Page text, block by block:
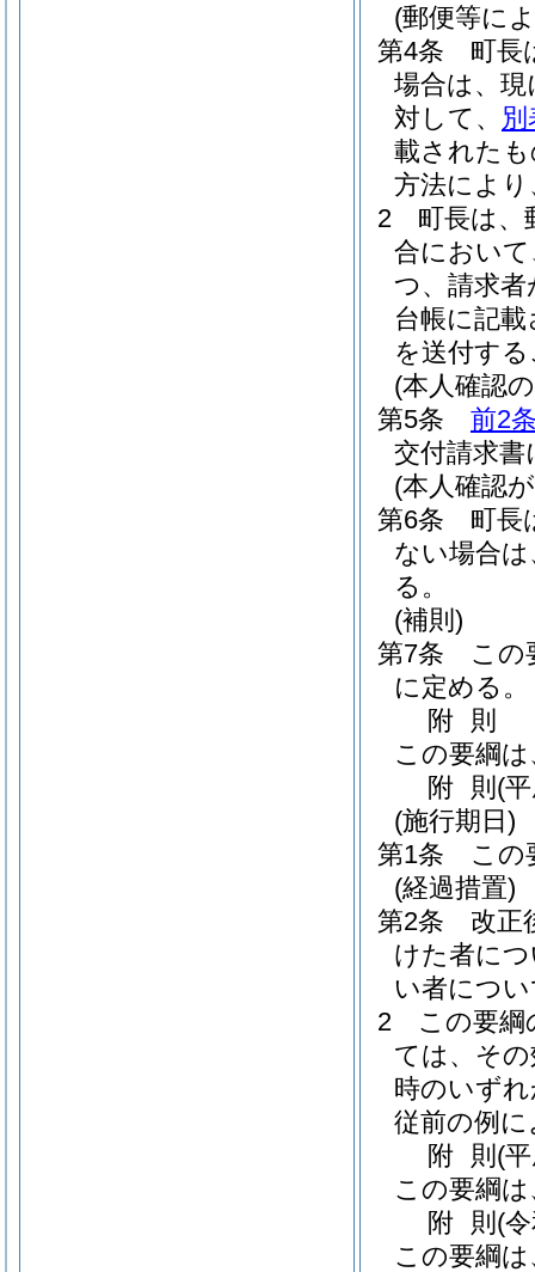
(郵便等に
第4条
町長
場合は、
対して、 別
載された
方法によ
2
町長は、
合において
つ、請求
台帳に記
を送付す
(本人確認
第5条
前2
交付請求
(本人確認
第6条
町長
ない場合
る。
(補則)
第7条
この
に定める。
附 則
この要綱
附 則 (
(施行期日)
第1条
この
(経過措置)
第2条
改正
けた者に
い者につ
2
この要綱
ては、そ
時のいず
従前の例
附 則 (
この要綱
附 則 (
この要綱